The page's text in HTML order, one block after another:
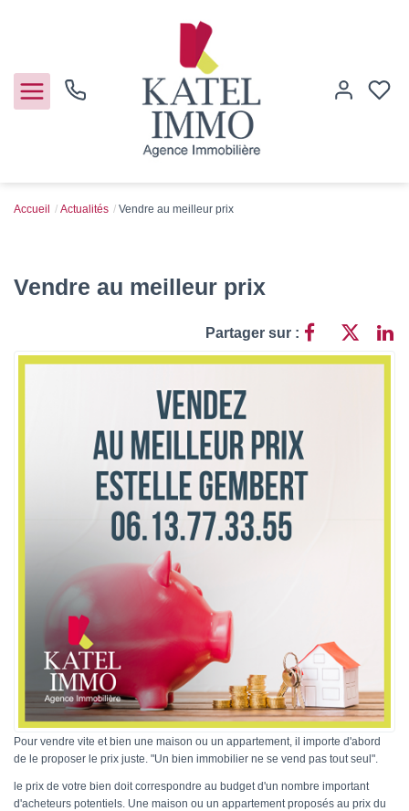
Vendre
Katel Viager
Accueil Actualités Vendre au meilleur prix
Vendre au meilleur prix
Partager sur :
Pour vendre vite et bien une maison ou un appartement, il importe d'abord
de le proposer le prix juste. "Un bien immobilier ne se vend pas tout seul".
le prix de votre bien doit correspondre au budget d'un nombre important
d'acheteurs potentiels. Une maison ou un appartement proposés au prix du